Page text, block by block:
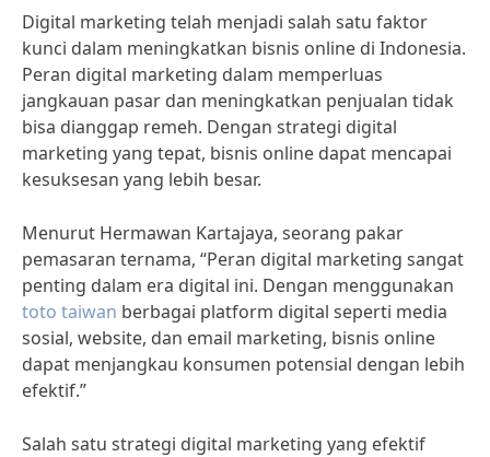
Digital marketing telah menjadi salah satu faktor
kunci dalam meningkatkan bisnis online di Indonesia.
Peran digital marketing dalam memperluas
jangkauan pasar dan meningkatkan penjualan tidak
bisa dianggap remeh. Dengan strategi digital
marketing yang tepat, bisnis online dapat mencapai
kesuksesan yang lebih besar.
Menurut Hermawan Kartajaya, seorang pakar
pemasaran ternama, “Peran digital marketing sangat
penting dalam era digital ini. Dengan menggunakan
toto taiwan berbagai platform digital seperti media
sosial, website, dan email marketing, bisnis online
dapat menjangkau konsumen potensial dengan lebih
efektif.”
Salah satu strategi digital marketing yang efektif